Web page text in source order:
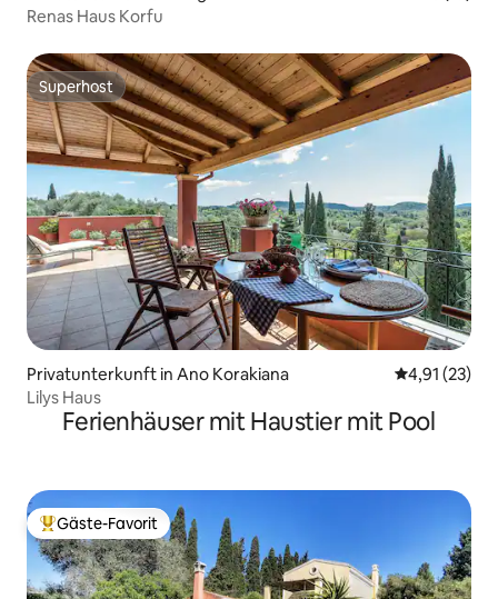
Renas Haus Korfu
Superhost
Superhost
Privatunterkunft in Ano Korakiana
4,91 (23)
Lilys Haus
Ferienhäuser mit Haustier mit Pool
Beliebter Gäste-Favorit.
Gäste-Favorit